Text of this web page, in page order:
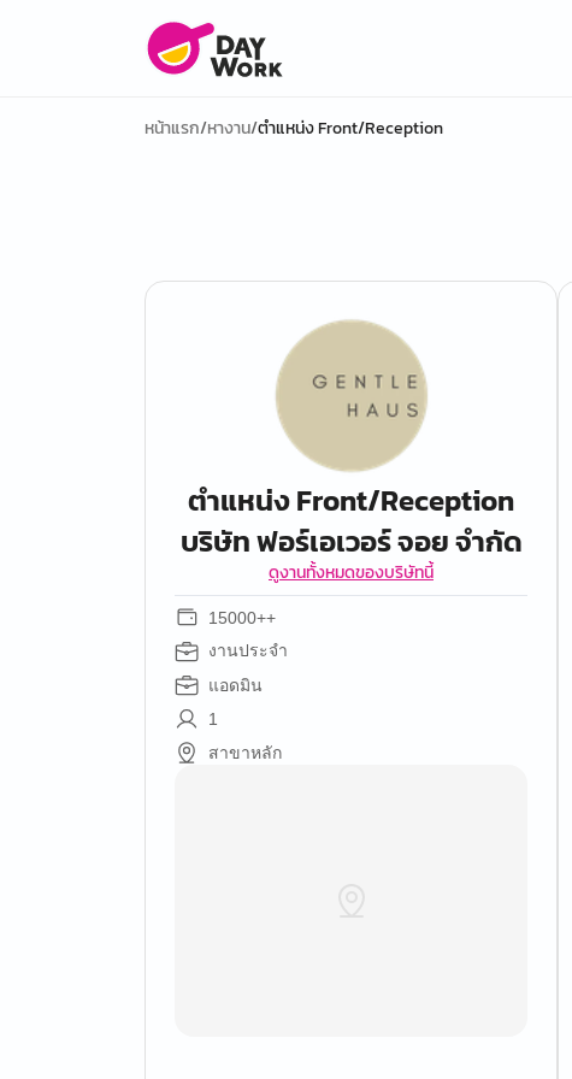
หน้าแรก/หางาน/ตำแหน่ง Front/Reception
ตำแหน่ง Front/Reception
บริษัท ฟอร์เอเวอร์ จอย จำกัด
ดูงานทั้งหมดของบริษัทนี้
15000++
งานประจำ
แอดมิน
1
สาขาหลัก